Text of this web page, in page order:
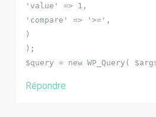
'value' => 1,
'compare' => '>=',
)
);
$query = new WP_Query(
Répondre